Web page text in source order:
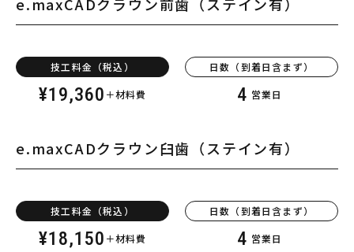
技工料金（税込）
¥19,360 ＋材料費
日数（到着日含まず）
4 営業日
e.maxCADクラウン臼歯 （ステイン有）
技工料金（税込）
¥18,150 ＋材料費
日数（到着日含まず）
4 営業日